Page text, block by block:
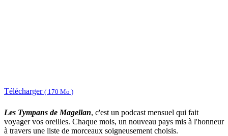
Télécharger ( 170 Mo )
Les Tympans de Magellan, c'est un podcast mensuel qui fait
voyager vos oreilles. Chaque mois, un nouveau pays mis à l'honneur
à travers une liste de morceaux soigneusement choisis.